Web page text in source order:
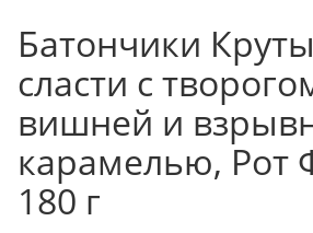
Батончики
сласти с
вишней и
карамелью, Рот
180 г